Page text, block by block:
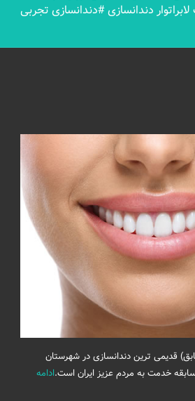
دندانسازی#دندانسازی تجربی
قدیمی ترین دندانسازی در شهرستان
ادامه